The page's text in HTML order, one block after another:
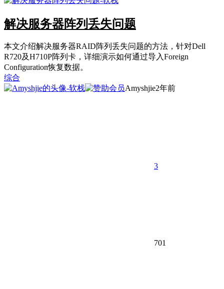
解决服务器阵列丢失问题
本文介绍解决服务器RAID阵列丢失问题的方法，针对Dell
R720及H710P阵列卡，详细演示如何通过导入Foreign
Configuration恢复数据。
综合
Amyshjie2年前
3
701